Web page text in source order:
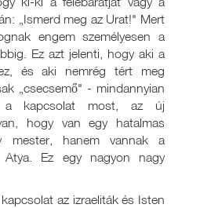
„Ismerd meg az Urat!" Mert
engem személyesen a
Ez azt jelenti, hogy aki a
és aki nemrég tért meg
„csecsemő" - mindannyian
a kapcsolat most, az új
hogy van egy hatalmas
mester, hanem vannak a
Ez egy nagyon nagy
az izraeliták és Isten